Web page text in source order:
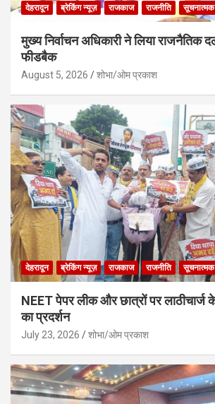
देहरादून ब्रेकिंग न्यूज़ राजकाज राजनीति सूचनात्मक
मुख्य निर्वाचन अधिकारी ने लिया राजनैतिक
फीडबैक
August 5, 2026 शोभा/ओम प्रकाश
देहरादून ब्रेकिंग न्यूज़ राजकाज राजनीति सूचनात्मक
NEET पेपर लीक और छात्रों पर लाठीचार्ज
का प्रदर्शन
July 23, 2026 शोभा/ओम प्रकाश